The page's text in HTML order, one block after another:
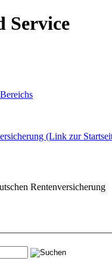
Service
Rentenversicherung